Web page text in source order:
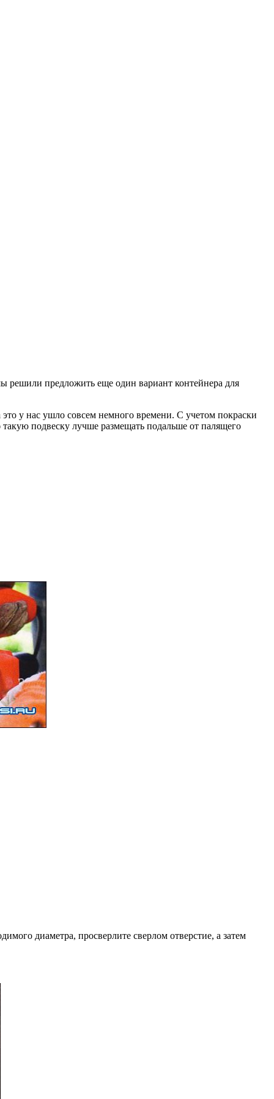
решили предложить еще один вариант контейнера для
у нас ушло совсем немного времени. С учетом покраски
​​подвеску лучше размещать подальше от палящего
диаметра, просверлите сверлом отверстие, а затем